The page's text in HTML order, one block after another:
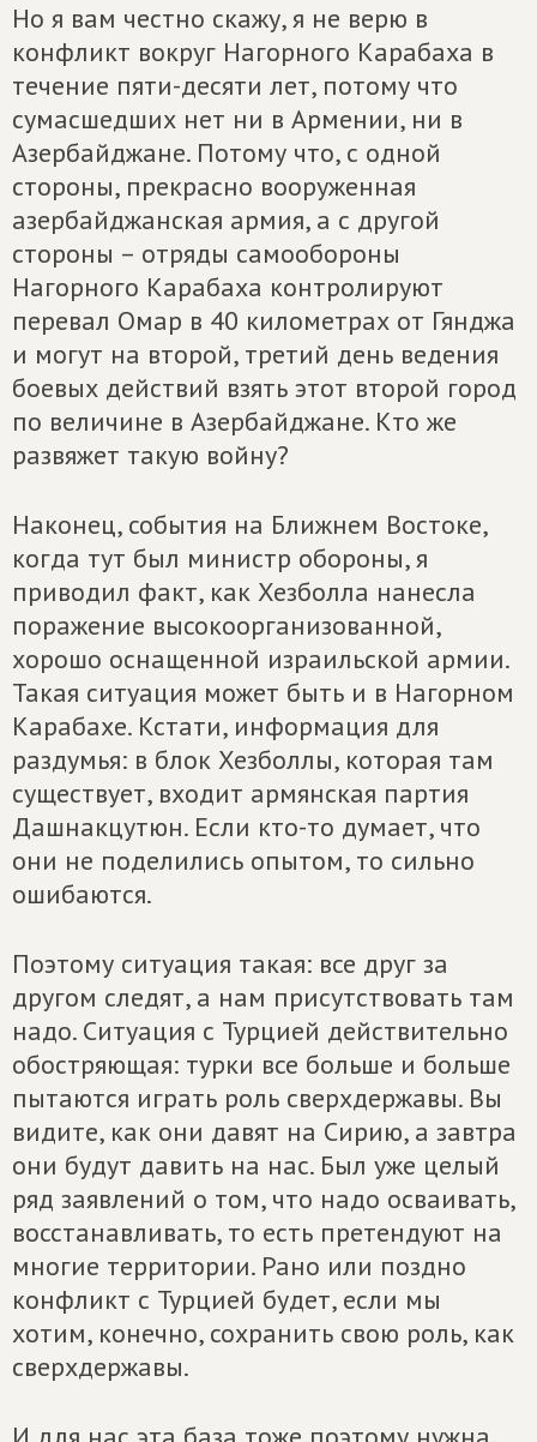
Но я вам честно скажу, я не верю в
конфликт вокруг Нагорного Карабаха в
течение пяти-десяти лет, потому что
сумасшедших нет ни в Армении, ни в
Азербайджане. Потому что, с одной
стороны, прекрасно вооруженная
азербайджанская армия, а с другой
стороны – отряды самообороны
Нагорного Карабаха контролируют
перевал Омар в 40 километрах от Гянджа
и могут на второй, третий день ведения
боевых действий взять этот второй город
по величине в Азербайджане. Кто же
развяжет такую войну?
Наконец, события на Ближнем Востоке,
когда тут был министр обороны, я
приводил факт, как Хезболла нанесла
поражение высокоорганизованной,
хорошо оснащенной израильской армии.
Такая ситуация может быть и в Нагорном
Карабахе. Кстати, информация для
раздумья: в блок Хезболлы, которая там
существует, входит армянская партия
Дашнакцутюн. Если кто-то думает, что
они не поделились опытом, то сильно
ошибаются.
Поэтому ситуация такая: все друг за
другом следят, а нам присутствовать там
надо. Ситуация с Турцией действительно
обостряющая: турки все больше и больше
пытаются играть роль сверхдержавы. Вы
видите, как они давят на Сирию, а завтра
они будут давить на нас. Был уже целый
ряд заявлений о том, что надо осваивать,
восстанавливать, то есть претендуют на
многие территории. Рано или поздно
конфликт с Турцией будет, если мы
хотим, конечно, сохранить свою роль, как
сверхдержавы.